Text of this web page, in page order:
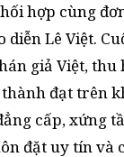
hợp cùng
diễn Lê Việt.
giả Việt, thu
đạt trên
cấp, xứng
đặt uy tín và